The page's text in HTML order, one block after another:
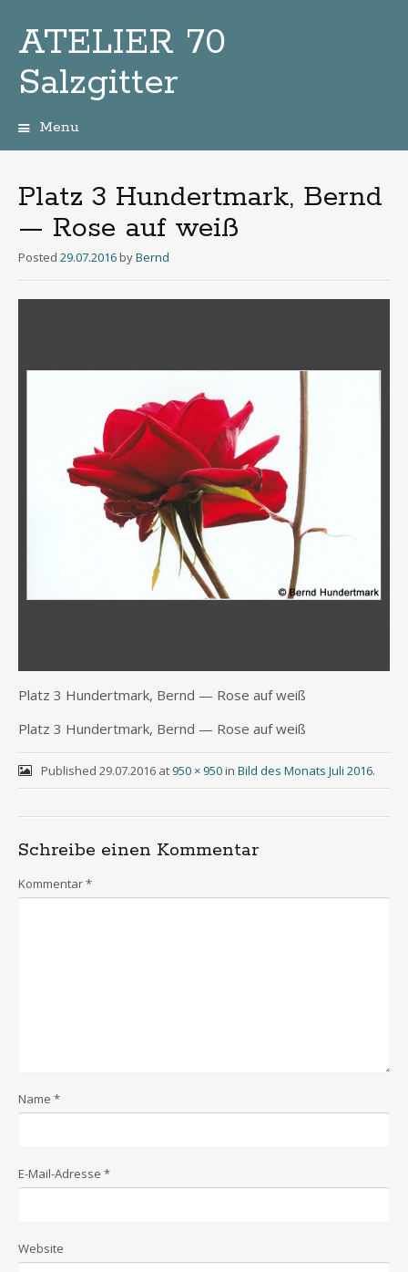
ATELIER 70
Salzgitter
Menu
Platz 3 Hundertmark, Bernd
— Rose auf weiß
Posted 29.07.2016 byBernd
Platz 3 Hun­dert­mark, Bernd — Rose auf weiß
Platz 3 Hun­dert­mark, Bernd — Rose auf weiß
Published 29.07.2016at950 × 950in Bild des Monats Juli 2016.
Schreibe einen Kommentar
Kommentar*
Name *
E-Mail-Adresse *
Website